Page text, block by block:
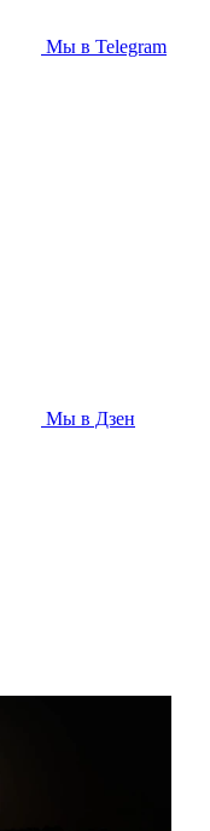
Мы в Telegram
Мы в Дзен